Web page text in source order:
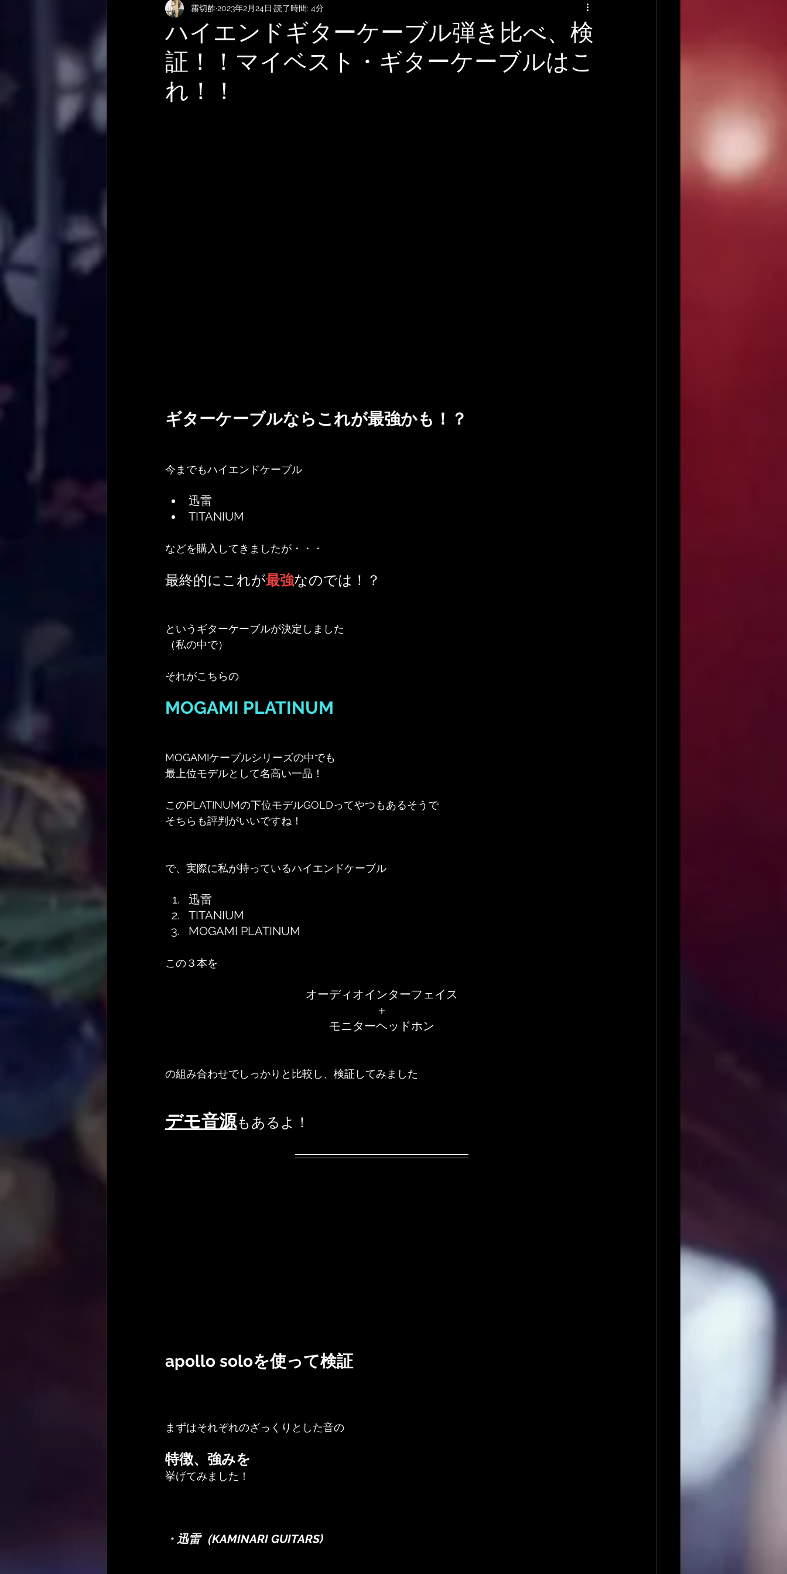
KEMPERおすすめRig・使い方 SubmitHub アーティストの逸話
やってみた・活動記録 音楽映画、MV考察 音楽系詐欺、体験談 自宅録音について
ハイエンドギターケーブル弾き比べ、検
証！！マイベスト・ギターケーブルはこ
れ！！
霧切酢2023年2月24日 読了時間: 4分
ギターケーブルならこれが最強かも！？
今までもハイエンドケーブル
迅雷
TITANIUM
などを購入してきましたが・・・
最終的にこれが最強なのでは！？
というギターケーブルが決定しました
（私の中で）
それがこちらの
MOGAMI PLATINUM
MOGAMIケーブルシリーズの中でも
最上位モデルとして名高い一品！
このPLATINUMの下位モデルGOLDってやつもあるそうで
そちらも評判がいいですね！
で、実際に私が持っているハイエンドケーブル
迅雷
TITANIUM
MOGAMI PLATINUM
この３本を
オーディオインターフェイス
＋
モニターヘッドホン
の組み合わせでしっかりと比較し、検証してみました
デモ音源もあるよ！
apollo soloを使って検証
まずはそれぞれのざっくりとした音の
特徴、強みを
挙げてみました！
・迅雷（KAMINARI GUITARS)